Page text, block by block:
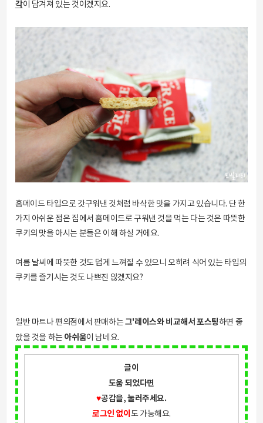
각이 담겨져 있는 것이겠지요.
홈메이드 타입으로 갓구워낸 것처럼 바삭한 맛을 가지고 있습니다. 단 한
가지 아쉬운 점은 집에서 홈메이드로 구워낸 것을 먹는 다는 것은 따뜻한
쿠키의 맛을 아시는 분들은 이해 하실 거에요.
여름 날씨에 따뜻한 것도 덥게 느껴질 수 있으니 오히려 식어 있는 타입의
쿠키를 즐기시는 것도 나쁘진 않겠지요?
일반 마트나 편의점에서 판매하는그'레이스와 비교해서 포스팅하면 좋
았을 것을 하는 아쉬움이 남네요.
글이
도움 되었다면
♥공감을, 눌러주세요.
로그인 없이 도 가능해요.